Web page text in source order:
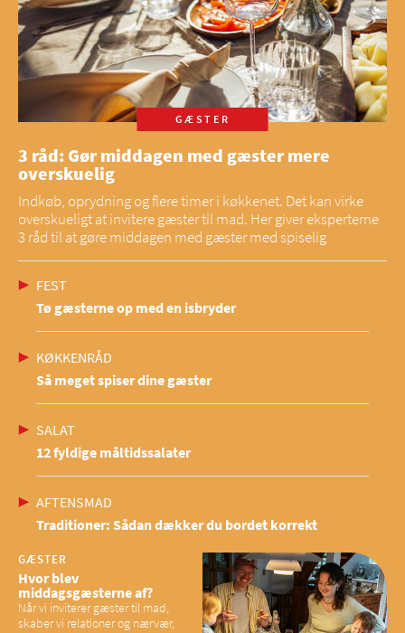
GÆSTER
3 råd: Gør middagen med gæster mere
overskuelig
Indkøb, oprydning og flere timer i køkkenet. Det kan virke
overskueligt at invitere gæster til mad. Her giver eksperterne
3 råd til at gøre middagen med gæster med spiselig
FEST
Tø gæsterne op med en isbryder
KØKKENRÅD
Så meget spiser dine gæster
SALAT
12 fyldige måltidssalater
AFTENSMAD
Traditioner: Sådan dækker du bordet korrekt
GÆSTER
Hvor blev
middagsgæsterne af?
Når vi inviterer gæster til mad,
skaber vi relationer og nærvær,